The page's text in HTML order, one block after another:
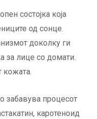
состојка која
од сонце.
доколку ги
за лице со домати.
кожата.
забавува процесот
каротеноид